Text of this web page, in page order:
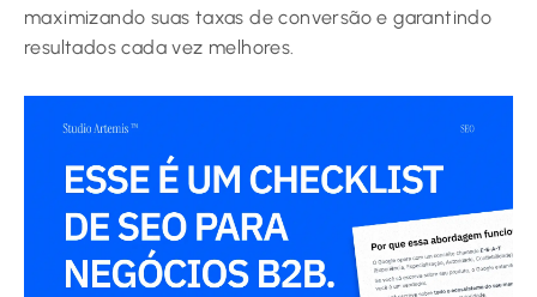
maximizando suas taxas de conversão e garantindo
resultados cada vez melhores.